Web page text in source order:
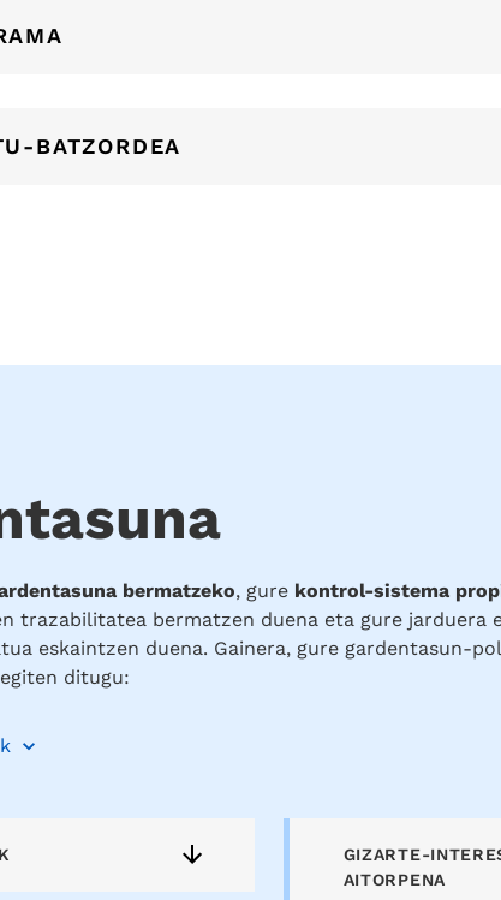
BATZORDEA
bermatzeko, gure kontrol-sistema
trazabilitatea bermatzen duena eta gure jarduera
eskaintzen duena. Gainera, gure gardentasun-
ditugu:
GIZARTE-
AITORPENA